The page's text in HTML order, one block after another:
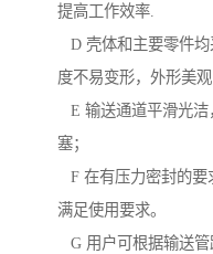
提高工作效率.
D 壳体和主要零件均
度不易变形，外形美观
E 输送通道平滑光洁
塞；
F 在有压力密封的要
满足使用要求。
G 用户可根据输送